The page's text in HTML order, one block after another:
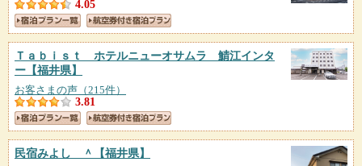
4.05
Ｔａｂｉｓｔ ホテルニューオサムラ 鯖江インタ
ー 【福井県】
お客さまの声（215件）
3.81
民宿みよし ＾ 【福井県】